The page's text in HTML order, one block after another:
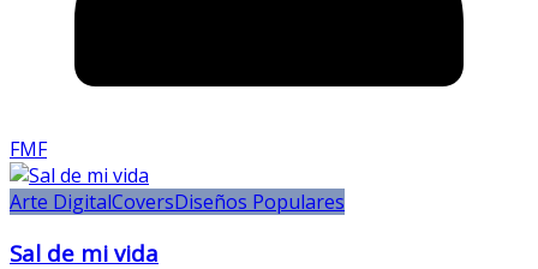
FMF
Arte DigitalCoversDiseños Populares
Sal de mi vida